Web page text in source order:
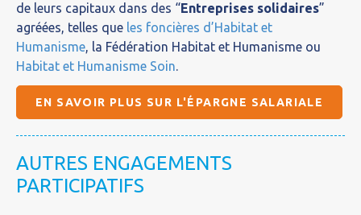
de leurs capitaux dans des “Entreprises solidaires”
agréées, telles que les foncières d’Habitat et
Humanisme, la Fédération Habitat et Humanisme ou
Habitat et Humanisme Soin.
EN SAVOIR PLUS SUR L'ÉPARGNE SALARIALE
AUTRES ENGAGEMENTS
PARTICIPATIFS